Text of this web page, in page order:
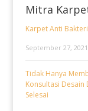
Mitra
Karpet Anti
September 27, 2021
Tidak Hanya
Konsultasi Desain
Selesai